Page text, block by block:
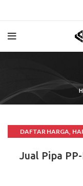
DAFTAR HARGA,
Jual Pipa